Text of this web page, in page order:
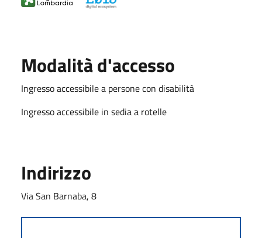
Modalità d'accesso
Ingresso accessibile a persone con disabilità
Ingresso accessibile in sedia a rotelle
Indirizzo
Via San Barnaba, 8